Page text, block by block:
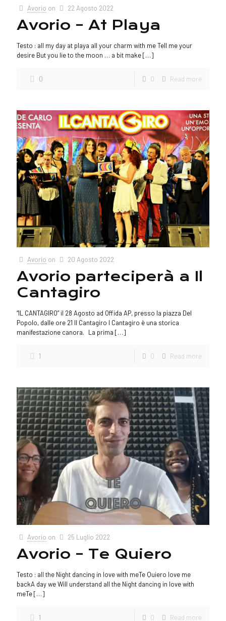
Avorio on 22 Agosto 2022
Avorio – At Playa
Testo : all my day at playa all your charm with me Tell me your
desire But you lie to the moon … a bit make[…]
0 0 Read more
Avorio on 20 Agosto 2022
Avorio parteciperà a Il
Cantagiro
“IL CANTAGIRO” il 28 Agosto ad Offida AP, presso la piazza Del
Popolo, dalle ore 21 Il Cantagiro l Cantagiro è una storica
manifestazione canora. La prima […]
1 0 Read more
Avorio on 25 Luglio 2022
Avorio – Te Quiero
Testo : all the Night dancing in love with meTe Quiero love me
backA day we Will understand all the Night dancing in love with
meTe[…]
1 0 Read more